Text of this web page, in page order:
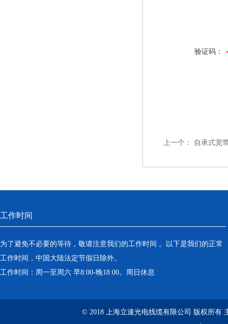
验证码：
上一个： 自承式宽
工作时间
为了避免不必要的等待，敬请注意我们的工作时间 。以下是我们的正常
工作时间，中国大陆法定节假日除外。
工作时间：周一至周六 早8:00-晚18:00。周日休息
© 2018 上海立速光电线缆有限公司 版权所有